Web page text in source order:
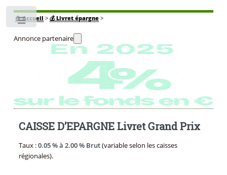
🏠Accueil > 💰 Livret épargne>
Annonce partenaire
CAISSE D’EPARGNE Livret Grand Prix
Taux :0.05 % à 2.00 % Brut(variable selon les caisses
régionales).
Toggle